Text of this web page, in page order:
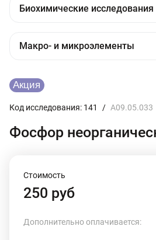
Код исследования: 141 / A09.05.033
Фосфор
Стоимость
250 руб
Дополнительно оплачивается: